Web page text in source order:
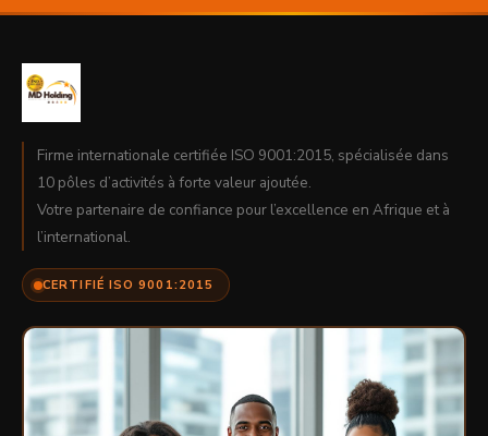
Firme internationale certifiée ISO 9001:2015, spécialisée dans
10 pôles d’activités à forte valeur ajoutée.
Votre partenaire de confiance pour l’excellence en Afrique et à
l’international.
CERTIFIÉ ISO 9001:2015